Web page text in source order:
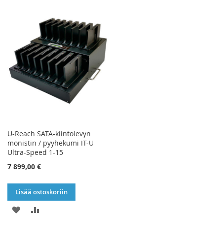
U-Reach SATA-kiintolevyn
monistin / pyyhekumi IT-U
Ultra-Speed 1-15
7 899,00 €
Lisää ostoskoriin
LISÄÄ